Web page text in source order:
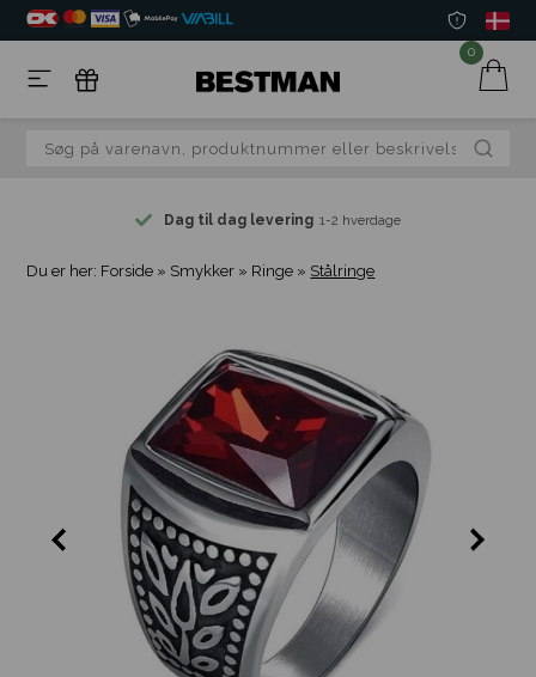
0
Dag til dag levering 1-2 hverdage
Du er her: Forside » Smykker » Ringe » Stålringe